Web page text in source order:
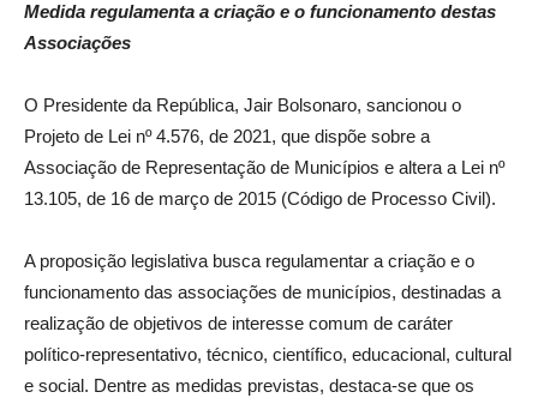
Medida regulamenta a criação e o funcionamento destas
Associações
O Presidente da República, Jair Bolsonaro, sancionou o
Projeto de Lei nº 4.576, de 2021, que dispõe sobre a
Associação de Representação de Municípios e altera a Lei nº
13.105, de 16 de março de 2015 (Código de Processo Civil).
A proposição legislativa busca regulamentar a criação e o
funcionamento das associações de municípios, destinadas a
realização de objetivos de interesse comum de caráter
político-representativo, técnico, científico, educacional, cultural
e social. Dentre as medidas previstas, destaca-se que os